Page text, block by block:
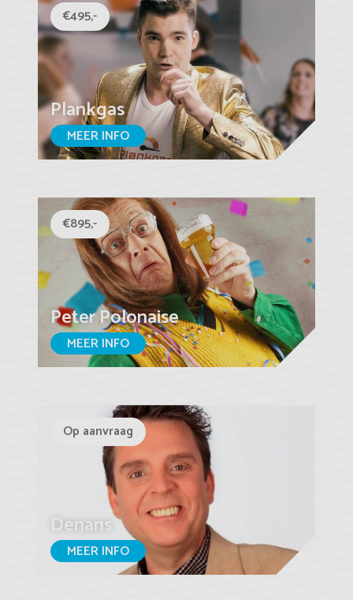
€495,-
Plankgas
MEER INFO
€895,-
Peter Polonaise
MEER INFO
Op aanvraag
Denans
MEER INFO